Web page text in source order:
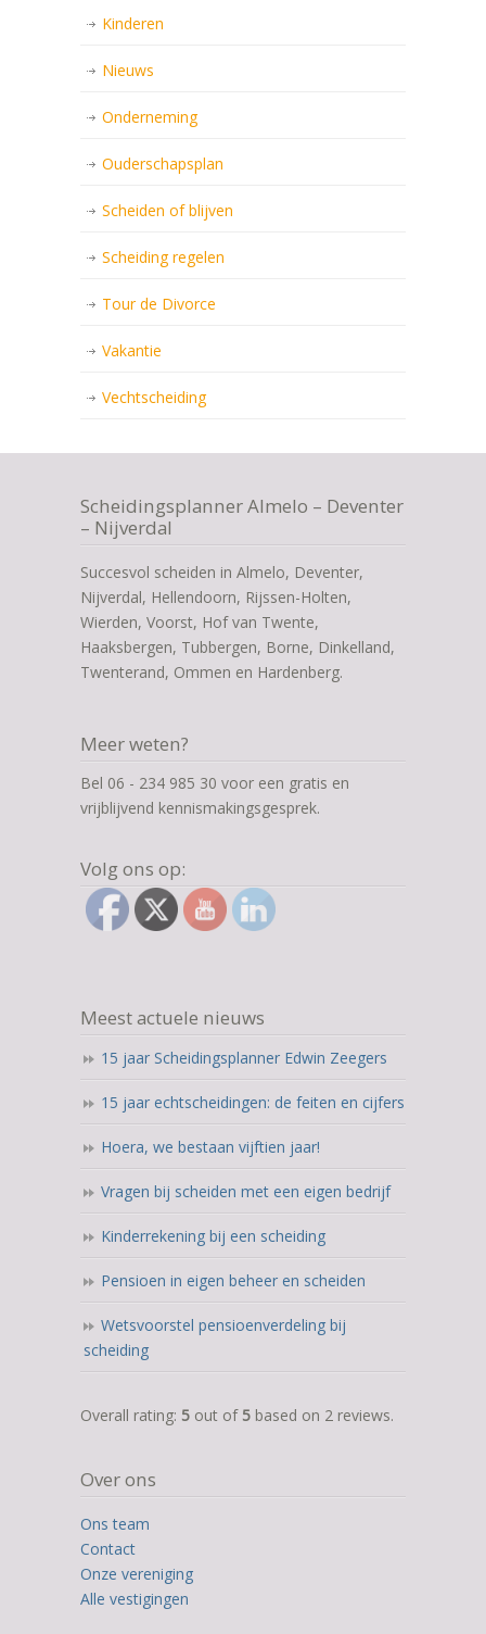
Kinderen
Nieuws
Onderneming
Ouderschapsplan
Scheiden of blijven
Scheiding regelen
Tour de Divorce
Vakantie
Vechtscheiding
Scheidingsplanner Almelo – Deventer
– Nijverdal
Succesvol scheiden in Almelo, Deventer,
Nijverdal, Hellendoorn, Rijssen-Holten,
Wierden, Voorst, Hof van Twente,
Haaksbergen, Tubbergen, Borne, Dinkelland,
Twenterand, Ommen en Hardenberg.
Meer weten?
Bel 06 - 234 985 30 voor een gratis en
vrijblijvend kennismakingsgesprek.
Volg ons op:
Meest actuele nieuws
15 jaar Scheidingsplanner Edwin Zeegers
15 jaar echtscheidingen: de feiten en cijfers
Hoera, we bestaan vijftien jaar!
Vragen bij scheiden met een eigen bedrijf
Kinderrekening bij een scheiding
Pensioen in eigen beheer en scheiden
Wetsvoorstel pensioenverdeling bij
scheiding
5,0
on
12.345
ratings
Overall rating: 5 out of 5 based on 2 reviews.
Over ons
Ons team
Contact
Onze vereniging
Alle vestigingen